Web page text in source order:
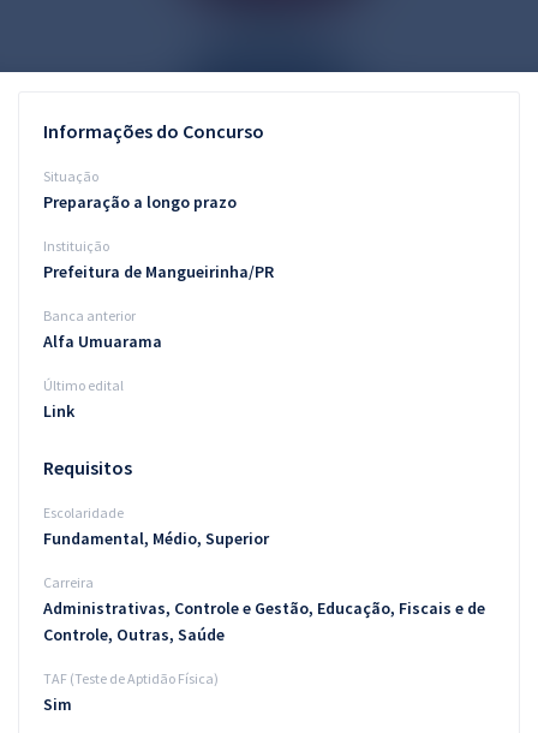
Questões grátis
Blog
Aprovados
Atendimento
Informações do Concurso
Situação
Preparação a longo prazo
Instituição
Prefeitura de Mangueirinha/PR
Banca anterior
Alfa Umuarama
Último edital
Link
Requisitos
Escolaridade
Fundamental, Médio, Superior
Carreira
Administrativas, Controle e Gestão, Educação, Fiscais e de
Controle, Outras, Saúde
TAF (Teste de Aptidão Física)
Sim